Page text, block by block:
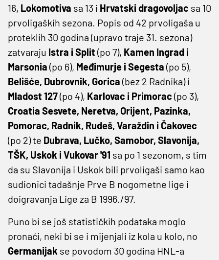
16, Lokomotiva sa 13 i Hrvatski dragovoljac sa 10
prvoligaških sezona. Popis od 42 prvoligaša u
proteklih 30 godina (upravo traje 31. sezona)
zatvaraju Istra i Split (po 7), Kamen Ingrad i
Marsonia (po 6), Međimurje i Segesta (po 5),
Belišće, Dubrovnik, Gorica (bez 2 Radnika) i
Mladost 127(po 4), Karlovac i Primorac (po 3),
Croatia Sesvete, Neretva, Orijent, Pazinka,
Pomorac, Radnik, Rudeš, Varaždin i Čakovec
(po 2) te Dubrava, Lučko, Samobor, Slavonija,
TŠK, Uskok i Vukovar '91 sa po 1 sezonom, s tim
da su Slavonija i Uskok bili prvoligaši samo kao
sudionici tadašnje Prve B nogometne lige i
doigravanja Lige za B 1996./97.
Puno bi se još statističkih podataka moglo
pronaći, neki bi se i mijenjali iz kola u kolo, no
Germanijak se povodom 30 godina HNL-a